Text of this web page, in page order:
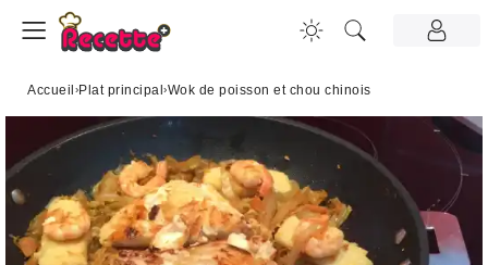
Accueil ›Plat principal ›Wok de poisson et chou chinois